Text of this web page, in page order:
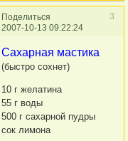
Поделиться
3
2007-10-13 09:22:24
Сахарная мастика
(быстро сохнет)
10 г желатина
55 г воды
500 г сахарной пудры
сок лимона